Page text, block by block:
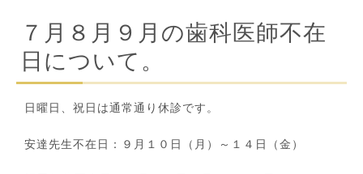
７月８月９月の歯科医師不在
日について。
日曜日、祝日は通常通り休診です。
安達先生不在日：９月１０日（月）～１４日（金）